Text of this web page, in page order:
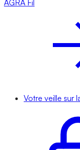
AGRA Fil
Votre veille sur